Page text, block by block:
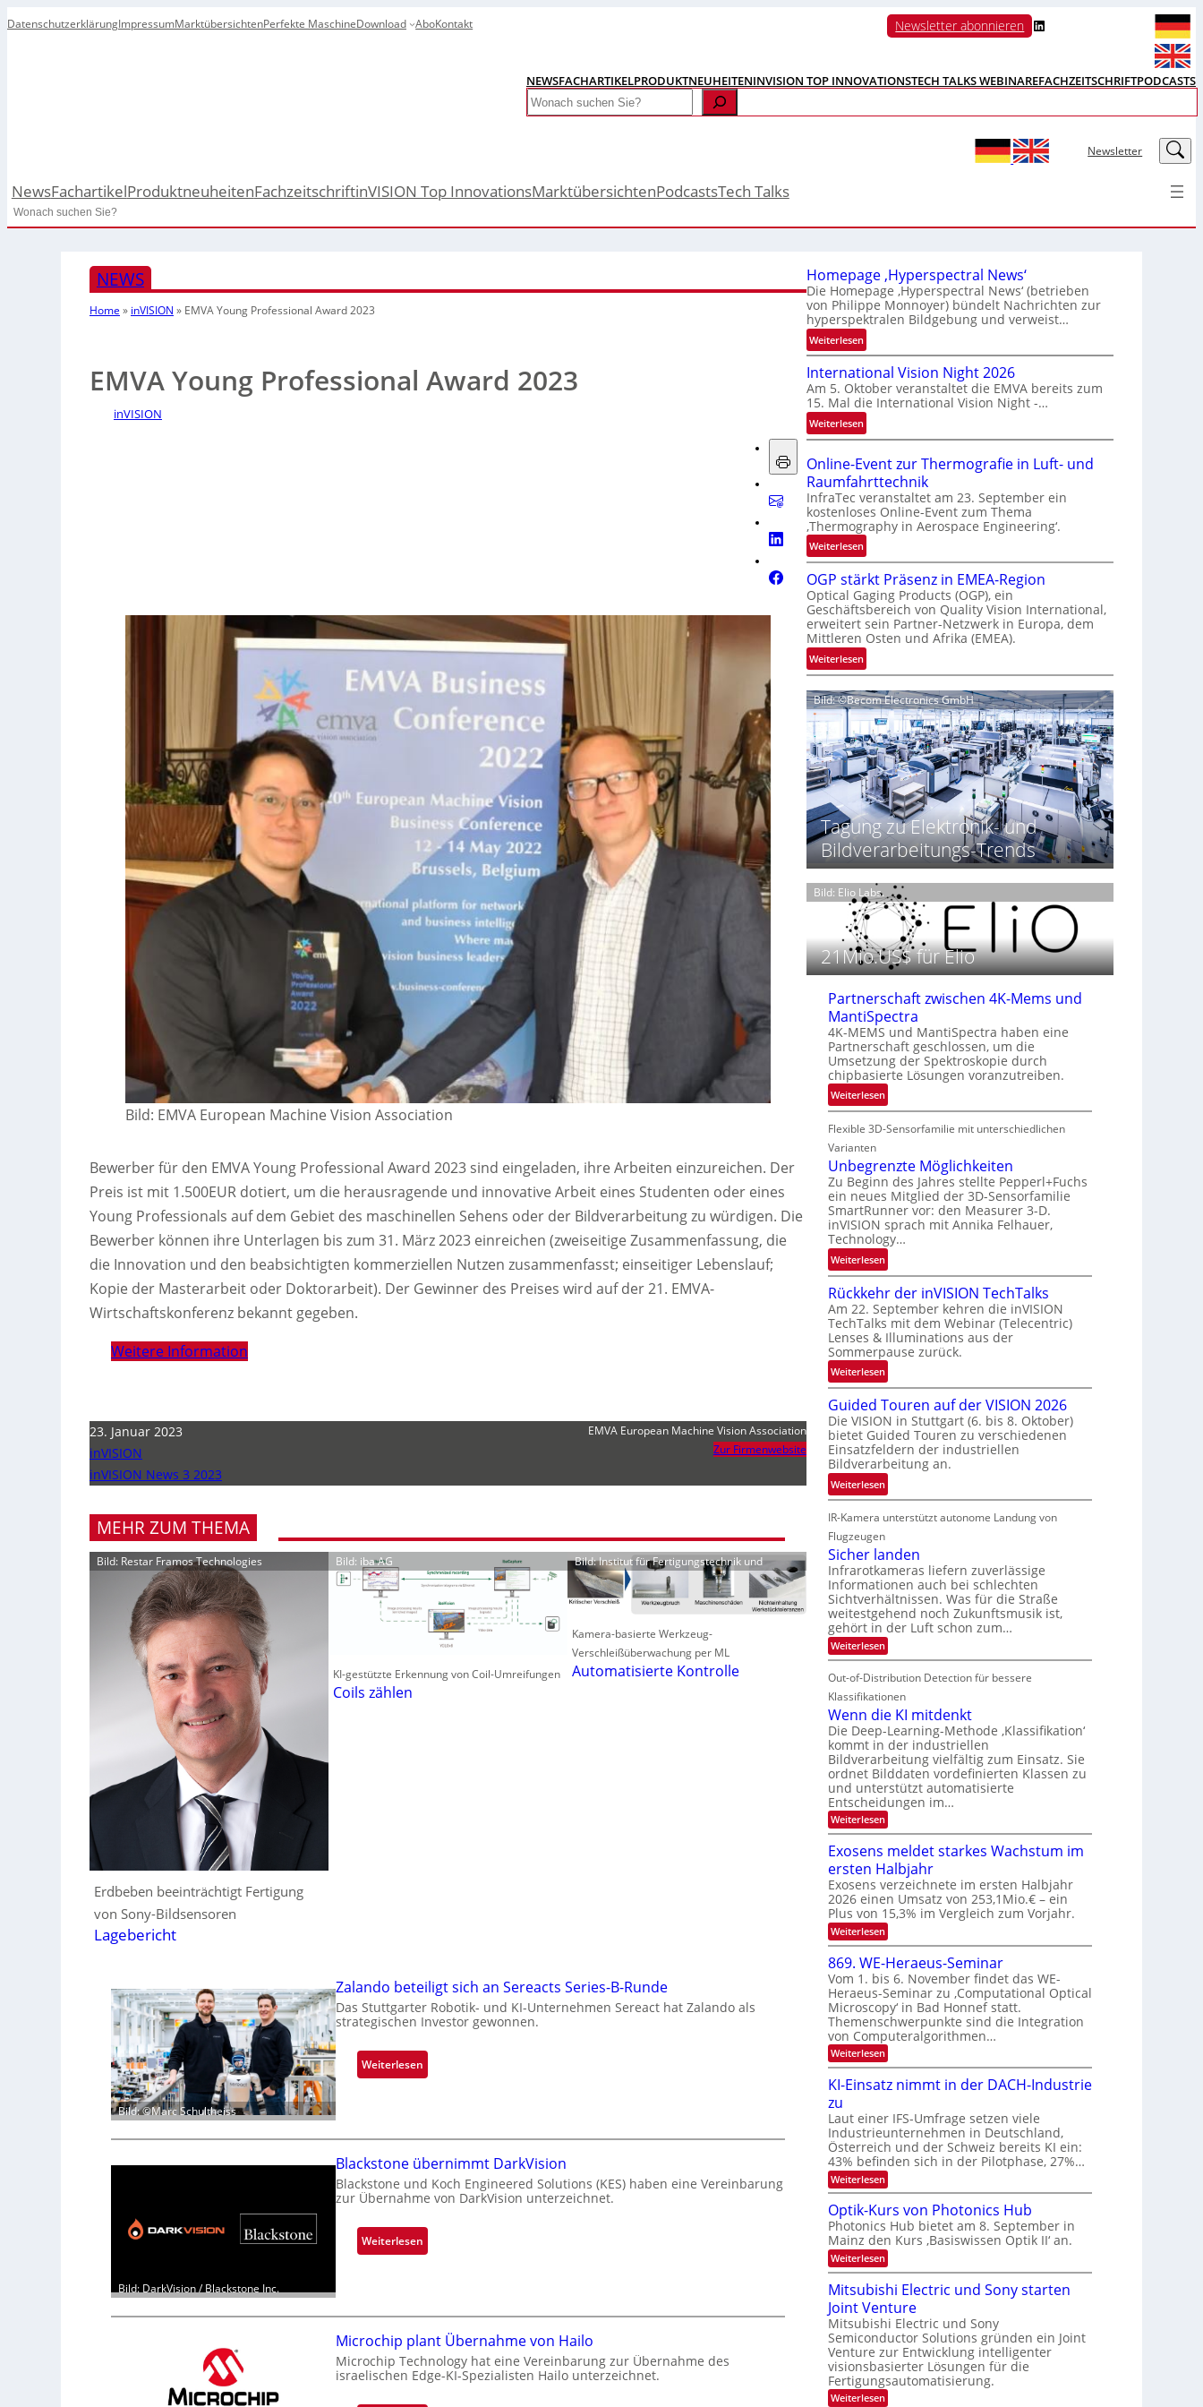
DatenschutzerklärungImpressumMarktübersichtenPerfekte MaschineDownload AboKontakt Newsletter abonnieren LinkedIn
NEWSFACHARTIKELPRODUKTNEUHEITENINVISION TOP INNOVATIONSTECH TALKS WEBINAREFACHZEITSCHRIFTPODCASTS
Search
Newsletter LinkedIn
NewsFachartikelProduktneuheitenFachzeitschriftinVISION Top InnovationsMarktübersichtenPodcastsTech Talks
Search
NEWS
Home » inVISION » EMVA Young Professional Award 2023
EMVA Young Professional Award 2023
inVISION
Bild: EMVA European Machine Vision Association
Bewerber für den EMVA Young Professional Award 2023 sind eingeladen, ihre Arbeiten einzureichen. Der
Preis ist mit 1.500EUR dotiert, um die herausragende und innovative Arbeit eines Studenten oder eines
Young Professionals auf dem Gebiet des maschinellen Sehens oder der Bildverarbeitung zu würdigen. Die
Bewerber können ihre Unterlagen bis zum 31. März 2023 einreichen (zweiseitige Zusammenfassung, die
die Innovation und den beabsichtigten kommerziellen Nutzen zusammenfasst; einseitiger Lebenslauf;
Kopie der Masterarbeit oder Doktorarbeit). Der Gewinner des Preises wird auf der 21. EMVA-
Wirtschaftskonferenz bekannt gegeben.
Weitere Information
23. Januar 2023
inVISION
inVISION News 3 2023
EMVA European Machine Vision Association
Zur Firmenwebsite
MEHR ZUM THEMA
Bild: Restar Framos Technologies
Erdbeben beeinträchtigt Fertigung
von Sony-Bildsensoren
Lagebericht
Bild: iba AG
KI-gestützte Erkennung von Coil-Umreifungen
Coils zählen
Bild: Institut für Fertigungstechnik und
Kamera-basierte Werkzeug-
Verschleißüberwachung per ML
Automatisierte Kontrolle
Bild: ©Marc Schultheiss
Zalando beteiligt sich an Sereacts Series-B-Runde
Das Stuttgarter Robotik- und KI-Unternehmen Sereact hat Zalando als
strategischen Investor gewonnen.
Weiterlesen:
Z
a
n
d
o
e
t
g
t
s
i
Bild: DarkVision / Blackstone Inc.
Blackstone übernimmt DarkVision
Blackstone und Koch Engineered Solutions (KES) haben eine Vereinbarung
zur Übernahme von DarkVision unterzeichnet.
Weiterlesen:
B
c
s
t
Microchip plant Übernahme von Hailo
Microchip Technology hat eine Vereinbarung zur Übernahme des
israelischen Edge-KI-Spezialisten Hailo unterzeichnet.
Homepage ‚Hyperspectral News‘
Die Homepage ‚Hyperspectral News‘ (betrieben
von Philippe Monnoyer) bündelt Nachrichten zur
hyperspektralen Bildgebung und verweist…
Weiterlesen:
H
o
m
e
p
a
‚
H
y
p
e
r
s
p
e
c
t
r
a
l
e
w
s
‘
International Vision Night 2026
Am 5. Oktober veranstaltet die EMVA bereits zum
15. Mal die International Vision Night -…
Weiterlesen:
I
t
e
r
n
t
i
o
n
a
V
i
s
i
n
N
i
g
h
t
2
2
6
Online-Event zur Thermografie in Luft- und
Raumfahrttechnik
InfraTec veranstaltet am 23. September ein
kostenloses Online-Event zum Thema
‚Thermography in Aerospace Engineering‘.
Weiterlesen:
O
n
l
i
n
e
-
v
e
n
t
z
u
r
T
h
e
r
m
o
g
r
a
f
e
i
n
L
u
f
t
d
R
a
u
m
f
a
h
r
t
t
e
c
n
i
k
OGP stärkt Präsenz in EMEA-Region
Optical Gaging Products (OGP), ein
Geschäftsbereich von Quality Vision International,
erweitert sein Partner-Netzwerk in Europa, dem
Mittleren Osten und Afrika (EMEA).
Weiterlesen:
O
G
P
t
ä
r
k
t
P
r
e
n
z
i
n
M
E
A
-
R
e
g
o
n
Bild: ©Becom Electronics GmbH
Tagung zu Elektronik- und
Bildverarbeitungs-Trends
Bild: Elio Labs.
21Mio.US$ für Elio
Partnerschaft zwischen 4K-Mems und
MantiSpectra
4K-MEMS und MantiSpectra haben eine
Partnerschaft geschlossen, um die
Umsetzung der Spektroskopie durch
chipbasierte Lösungen voranzutreiben.
Weiterlesen:
P
a
t
n
e
r
s
c
h
a
f
t
z
w
s
c
h
e
n
4
K
-
M
e
m
s
u
n
d
M
a
n
S
p
e
c
t
r
a
Flexible 3D-Sensorfamilie mit unterschiedlichen
Varianten
Unbegrenzte Möglichkeiten
Zu Beginn des Jahres stellte Pepperl+Fuchs
ein neues Mitglied der 3D-Sensorfamilie
SmartRunner vor: den Measurer 3-D.
inVISION sprach mit Annika Felhauer,
Technology…
Weiterlesen:
U
n
b
e
g
r
e
z
t
e
M
g
l
k
e
i
t
e
Rückkehr der inVISION TechTalks
Am 22. September kehren die inVISION
TechTalks mit dem Webinar (Telecentric)
Lenses & Illuminations aus der
Sommerpause zurück.
Weiterlesen:
R
ü
c
k
k
e
h
d
e
r
i
n
V
I
S
I
O
N
T
e
c
h
T
a
l
k
s
Guided Touren auf der VISION 2026
Die VISION in Stuttgart (6. bis 8. Oktober)
bietet Guided Touren zu verschiedenen
Einsatzfeldern der industriellen
Bildverarbeitung an.
Weiterlesen:
G
u
i
d
e
d
T
o
u
r
a
u
d
e
r
V
I
O
N
2
0
2
6
IR-Kamera unterstützt autonome Landung von
Flugzeugen
Sicher landen
Infrarotkameras liefern zuverlässige
Informationen auch bei schlechten
Sichtverhältnissen. Was für die Straße
weitestgehend noch Zukunftsmusik ist,
gehört in der Luft schon zum…
Weiterlesen:
S
c
h
r
l
a
n
d
e
n
Out-of-Distribution Detection für bessere
Klassifikationen
Wenn die KI mitdenkt
Die Deep-Learning-Methode ‚Klassifikation‘
kommt in der industriellen
Bildverarbeitung vielfältig zum Einsatz. Sie
ordnet Bilddaten vordefinierten Klassen zu
und unterstützt automatisierte
Entscheidungen im…
Weiterlesen:
W
n
n
d
i
e
K
I
m
i
t
d
e
n
k
t
Exosens meldet starkes Wachstum im
ersten Halbjahr
Exosens verzeichnete im ersten Halbjahr
2026 einen Umsatz von 253,1Mio.€ – ein
Plus von 15,3% im Vergleich zum Vorjahr.
Weiterlesen:
E
x
o
s
e
n
s
m
e
l
d
e
t
t
a
r
k
e
s
W
a
c
h
s
t
u
m
i
m
e
r
s
t
e
n
H
869. WE-Heraeus-Seminar
Vom 1. bis 6. November findet das WE-
Heraeus-Seminar zu ‚Computational Optical
Microscopy‘ in Bad Honnef statt.
Themenschwerpunkte sind die Integration
von Computeralgorithmen…
Weiterlesen:
8
9
W
E
-
H
e
r
a
u
s
-
S
e
m
i
n
a
r
KI-Einsatz nimmt in der DACH-Industrie
zu
Laut einer IFS-Umfrage setzen viele
Industrieunternehmen in Deutschland,
Österreich und der Schweiz bereits KI ein:
43% befinden sich in der Pilotphase, 27%…
Weiterlesen:
K
-
E
i
n
s
a
t
z
n
i
m
m
t
i
n
d
Optik-Kurs von Photonics Hub
Photonics Hub bietet am 8. September in
Mainz den Kurs ‚Basiswissen Optik II‘ an.
Weiterlesen:
O
p
t
i
k
-
K
u
r
s
v
Mitsubishi Electric und Sony starten
Joint Venture
Mitsubishi Electric und Sony
Semiconductor Solutions gründen ein Joint
Venture zur Entwicklung intelligenter
visionsbasierter Lösungen für die
Fertigungsautomatisierung.
Weiterlesen: